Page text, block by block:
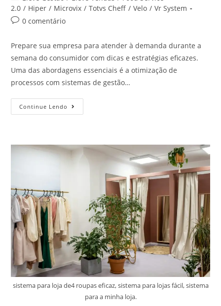
2.0 / Hiper / Microvix / Totvs Cheff / Velo / Vr System
0 comentário
Prepare sua empresa para atender à demanda durante a
semana do consumidor com dicas e estratégias eficazes.
Uma das abordagens essenciais é a otimização de
processos com sistemas de gestão…
Continue Lendo
sistema para loja de4 roupas eficaz, sistema para lojas fácil, sistema
para a minha loja.